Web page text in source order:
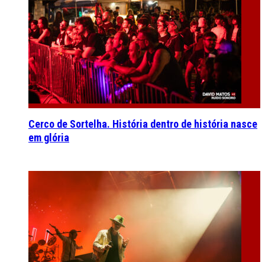
Cerco de Sortelha. História dentro de história nasce
em glória